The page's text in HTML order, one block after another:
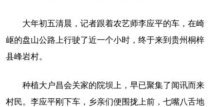
大年初五清晨，记者跟着农艺师李应平的车，在崎
岖的盘山公路上行驶了近一个小时，终于来到贵州桐梓
县峰岩村。
种植大户昌会关家的院坝上，早已聚集了闻讯而来
村民。李应平刚下车，乡亲们便围拢上前，七嘴八舌地